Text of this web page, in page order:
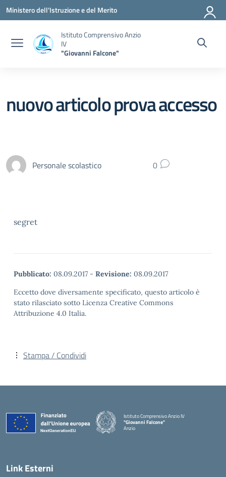
Vai ai contenuti
Vai al menu di navigazione
Vai al footer
Ministero dell'Istruzione e del Merito
Istituto Comprensivo Anzio
IV
"Giovanni Falcone"
nuovo articolo prova accesso
Personale scolastico 0
segret
Pubblicato: 08.09.2017 - Revisione: 08.09.2017
Eccetto dove diversamente specificato, questo articolo è
stato rilasciato sotto Licenza Creative Commons
Attribuzione 4.0 Italia.
Stampa / Condividi
Istituto Comprensivo Anzio IV
"Giovanni Falcone"
Anzio
Link Esterni